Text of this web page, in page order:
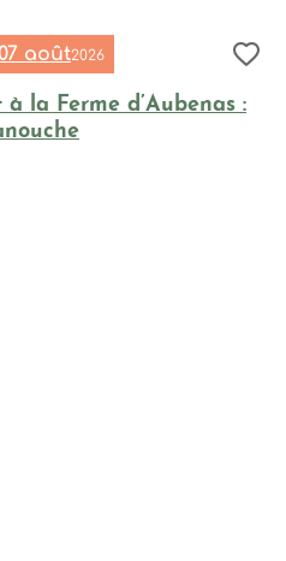
août2026
à la Ferme d’Aubenas :